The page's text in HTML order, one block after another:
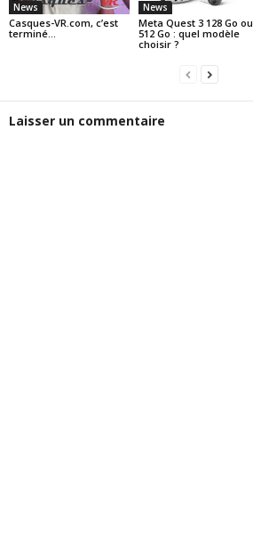
News
Casques-VR.com, c’est
terminé…
News
Meta Quest 3 128 Go ou
512 Go : quel modèle
choisir ?
Laisser un commentaire